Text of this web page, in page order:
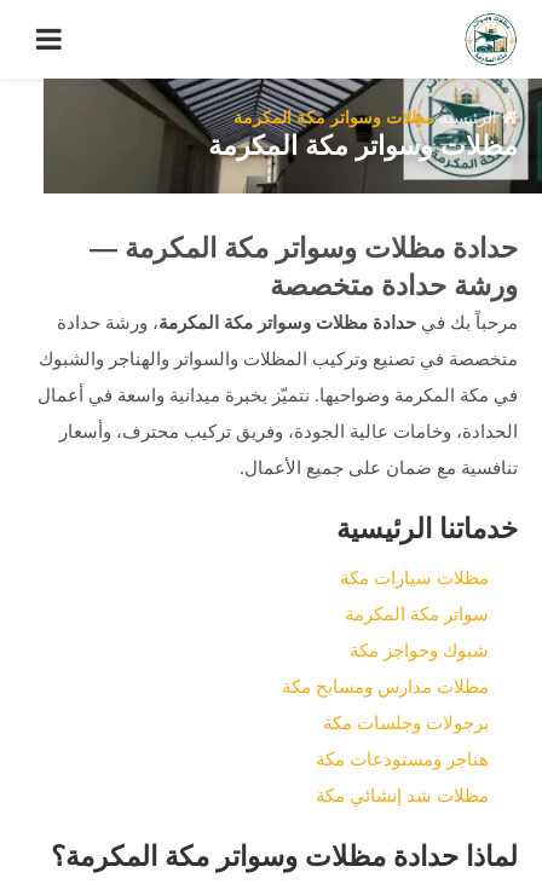
الرئيسية مظلات وسواتر مكة المكرمة
مظلات وسواتر مكة المكرمة
حدادة مظلات وسواتر مكة المكرمة —
ورشة حدادة متخصصة
مرحباً بك في حدادة مظلات وسواتر مكة المكرمة، ورشة حدادة
متخصصة في تصنيع وتركيب المظلات والسواتر والهناجر والشبوك
في مكة المكرمة وضواحيها. نتميّز بخبرة ميدانية واسعة في أعمال
الحدادة، وخامات عالية الجودة، وفريق تركيب محترف، وأسعار
تنافسية مع ضمان على جميع الأعمال.
خدماتنا الرئيسية
مظلات سيارات مكة
سواتر مكة المكرمة
شبوك وحواجز مكة
مظلات مدارس ومسابح مكة
برجولات وجلسات مكة
هناجر ومستودعات مكة
مظلات شد إنشائي مكة
لماذا حدادة مظلات وسواتر مكة المكرمة؟